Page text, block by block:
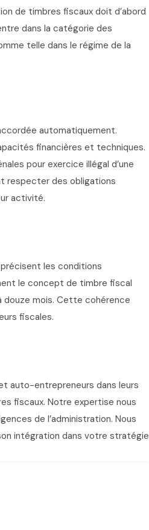
de timbres fiscaux doit d’abord
dans la catégorie des
telle dans le régime de la
automatiquement.
financières et techniques.
pour exercice illégal d’une
respecter des obligations
activité.
les conditions
le concept de timbre fiscal
douze mois. Cette cohérence
fiscales.
auto-entrepreneurs dans leurs
fiscaux. Notre expertise nous
de l’administration. Nous
intégration dans votre stratégie